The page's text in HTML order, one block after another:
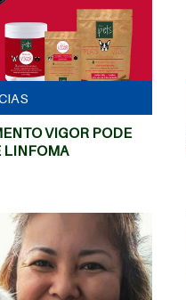
VIGOR PODE
LINFOMA